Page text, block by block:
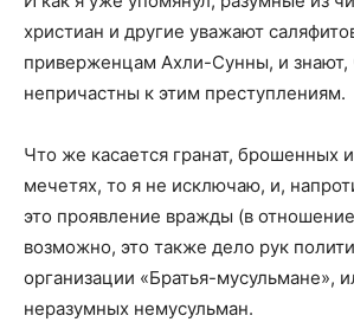
христиан и другие уважают
приверженцам Ахли-Сунны, и знают,
непричастны к этим преступлениям.
Что же касается гранат, брошенных
мечетях, то я не исключаю, и,
это проявление вражды (в
возможно, это также дело рук
организации «Братья-мусульмане»,
неразумных немусульман.